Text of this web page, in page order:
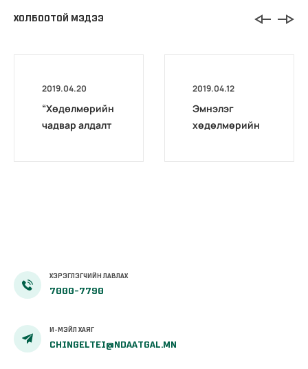
ХОЛБООТОЙ МЭДЭЭ
2019.04.20
“Хөдөлмөрийн
чадвар алдалт
бага хурал
зохион
2019.04.12
Эмнэлэг
хөдөлмөрийн
ХЭРЭГЛЭГЧИЙН ЛАВЛАХ
7000-7790
И-МЭЙЛ ХАЯГ
CHINGELTEI@NDAATGAL.MN